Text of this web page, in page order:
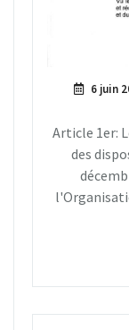
6 juin
Article 1er:
des